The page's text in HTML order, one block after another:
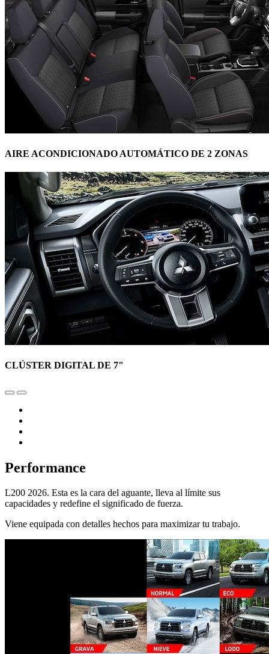
AIRE ACONDICIONADO AUTOMÁTICO DE 2 ZONAS
CLÚSTER DIGITAL DE 7"
Performance
L200 2026. Esta es la cara del aguante, lleva al límite sus
capacidades y redefine el significado de fuerza.
Viene equipada con detalles hechos para maximizar tu trabajo.